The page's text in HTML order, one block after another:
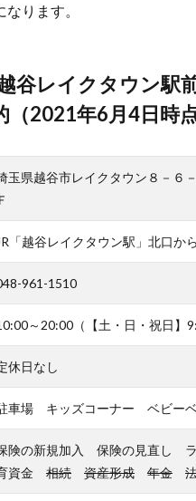
ります。
谷レイクタウン駅
2021年6月4日時点
玉県越谷市レイクタウン８－
Ｆ
「越谷レイクタウン駅」北口か
961-1510
～20:00（【土・日・祝日】
休日なし
車場 キッズコーナー ベビー
険の新規加入 保険の見直し
資金 相続 資産形成 年金